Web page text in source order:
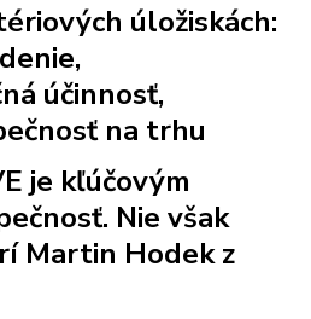
úložiskách:
účinnosť,
na trhu
je kľúčovým
Nie však
Martin Hodek z